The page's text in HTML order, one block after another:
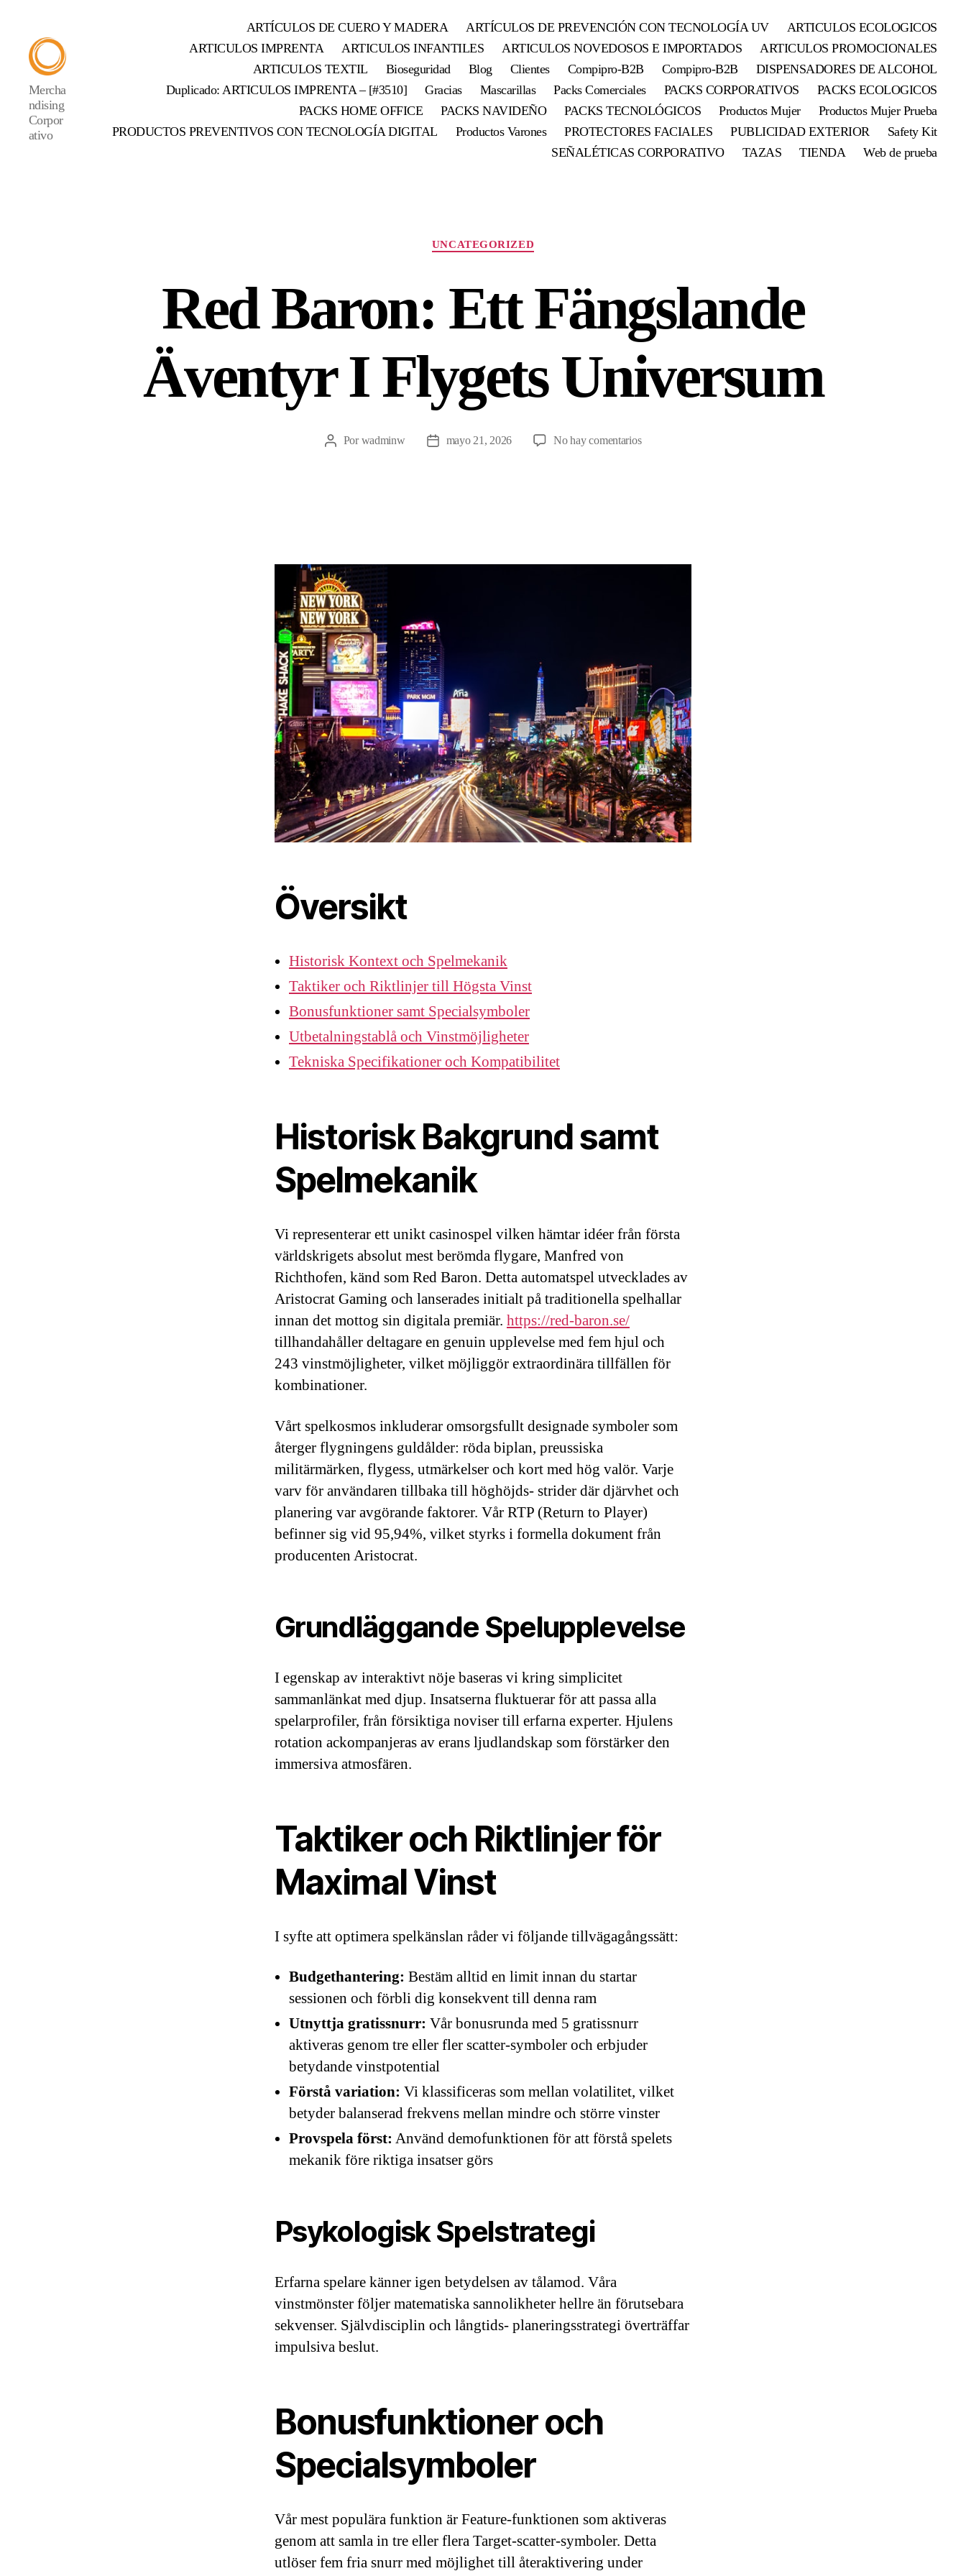
Mercha
ndising
Corpor
ativo
ARTÍCULOS DE CUERO Y MADERA ARTÍCULOS DE PREVENCIÓN CON TECNOLOGÍA UV
ARTICULOS ECOLOGICOS
ARTICULOS IMPRENTA
ARTICULOS INFANTILES ARTICULOS NOVEDOSOS E IMPORTADOS
ARTICULOS PROMOCIONALES
ARTICULOS TEXTIL
Bioseguridad Blog Clientes Compipro-B2B Compipro-B2B
DISPENSADORES DE ALCOHOL
Duplicado: ARTICULOS IMPRENTA – [#3510]
Gracias Mascarillas Packs Comerciales PACKS CORPORATIVOS
PACKS ECOLOGICOS
PACKS HOME OFFICE
PACKS NAVIDEÑO PACKS TECNOLÓGICOS Productos Mujer
Productos Mujer Prueba
PRODUCTOS PREVENTIVOS CON TECNOLOGÍA DIGITAL
Productos Varones PROTECTORES FACIALES PUBLICIDAD EXTERIOR
Safety Kit
SEÑALÉTICAS CORPORATIVO
TAZAS TIENDA Web de prueba
UNCATEGORIZED
Red Baron: Ett Fängslande
Äventyr I Flygets Universum
Porwadminw mayo 21, 2026 No hay comentarios
Översikt
Historisk Kontext och Spelmekanik
Taktiker och Riktlinjer till Högsta Vinst
Bonusfunktioner samt Specialsymboler
Utbetalningstablå och Vinstmöjligheter
Tekniska Specifikationer och Kompatibilitet
Historisk Bakgrund samt
Spelmekanik
Vi representerar ett unikt casinospel vilken hämtar idéer från första
världskrigets absolut mest berömda flygare, Manfred von
Richthofen, känd som Red Baron. Detta automatspel utvecklades av
Aristocrat Gaming och lanserades initialt på traditionella spelhallar
innan det mottog sin digitala premiär. https://red-baron.se/
tillhandahåller deltagare en genuin upplevelse med fem hjul och
243 vinstmöjligheter, vilket möjliggör extraordinära tillfällen för
kombinationer.
Vårt spelkosmos inkluderar omsorgsfullt designade symboler som
återger flygningens guldålder: röda biplan, preussiska
militärmärken, flygess, utmärkelser och kort med hög valör. Varje
varv för användaren tillbaka till höghöjds- strider där djärvhet och
planering var avgörande faktorer. Vår RTP (Return to Player)
befinner sig vid 95,94%, vilket styrks i formella dokument från
producenten Aristocrat.
Grundläggande Spelupplevelse
I egenskap av interaktivt nöje baseras vi kring simplicitet
sammanlänkat med djup. Insatserna fluktuerar för att passa alla
spelarprofiler, från försiktiga noviser till erfarna experter. Hjulens
rotation ackompanjeras av erans ljudlandskap som förstärker den
immersiva atmosfären.
Taktiker och Riktlinjer för
Maximal Vinst
I syfte att optimera spelkänslan råder vi följande tillvägagångssätt:
Budgethantering: Bestäm alltid en limit innan du startar
sessionen och förbli dig konsekvent till denna ram
Utnyttja gratissnurr: Vår bonusrunda med 5 gratissnurr
aktiveras genom tre eller fler scatter-symboler och erbjuder
betydande vinstpotential
Förstå variation: Vi klassificeras som mellan volatilitet, vilket
betyder balanserad frekvens mellan mindre och större vinster
Provspela först: Använd demofunktionen för att förstå spelets
mekanik före riktiga insatser görs
Psykologisk Spelstrategi
Erfarna spelare känner igen betydelsen av tålamod. Våra
vinstmönster följer matematiska sannolikheter hellre än förutsebara
sekvenser. Självdisciplin och långtids- planeringsstrategi överträffar
impulsiva beslut.
Bonusfunktioner och
Specialsymboler
Vår mest populära funktion är Feature-funktionen som aktiveras
genom att samla in tre eller flera Target-scatter-symboler. Detta
utlöser fem fria snurr med möjlighet till återaktivering under